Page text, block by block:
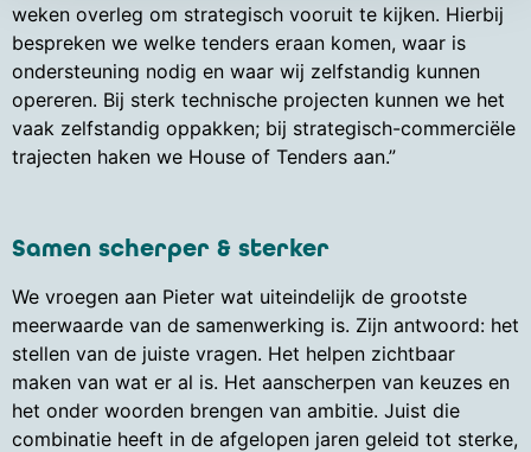
weken overleg om strategisch vooruit te kijken. Hierbij
bespreken we welke tenders eraan komen, waar is
ondersteuning nodig en waar wij zelfstandig kunnen
opereren. Bij sterk technische projecten kunnen we het
vaak zelfstandig oppakken; bij strategisch-commerciële
trajecten haken we House of Tenders aan.”
Samen scherper & sterker
We vroegen aan Pieter wat uiteindelijk de grootste
meerwaarde van de samenwerking is. Zijn antwoord: het
stellen van de juiste vragen. Het helpen zichtbaar
maken van wat er al is. Het aanscherpen van keuzes en
het onder woorden brengen van ambitie. Juist die
combinatie heeft in de afgelopen jaren geleid tot sterke,